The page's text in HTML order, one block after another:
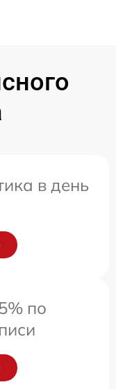
в день
по